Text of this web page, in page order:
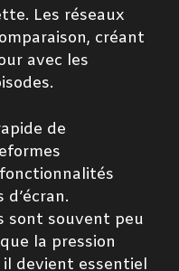
Les réseaux
créant
avec les
de
sont souvent peu
la pression
devient essentiel